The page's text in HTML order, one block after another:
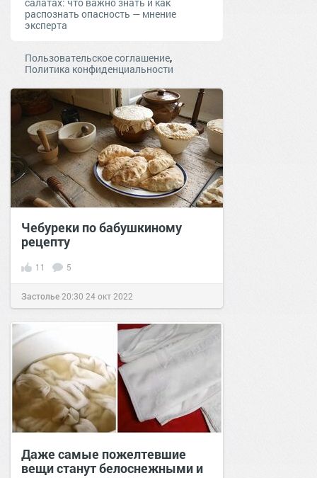
распознать опасность — мнение
эксперта
Пользовательское соглашение,
Политика конфиденциальности
Чебуреки по бабушкиному
рецепту
11 5
Застолье 20:30 24 окт 2022
Даже самые пожелтевшие
вещи станут белоснежными и